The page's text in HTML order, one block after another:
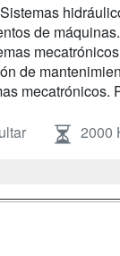
de
de
mecatrónicos.
2000